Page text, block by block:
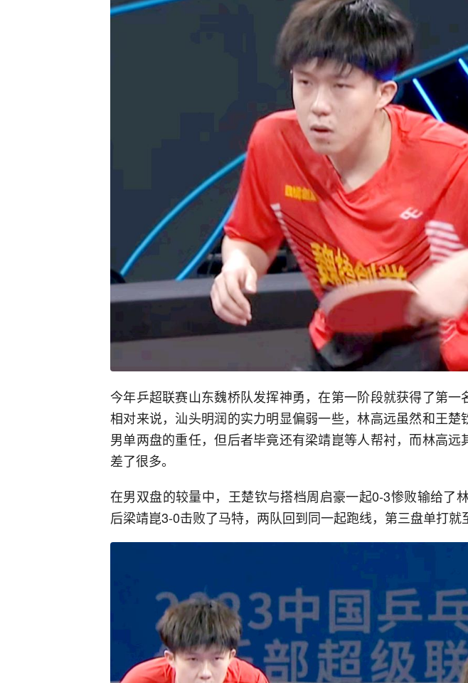
今年乒超联赛山东魏桥队发挥神勇，在第一阶段就获得了第一
相对来说，汕头明润的实力明显偏弱一些，林高远虽然和王楚
男单两盘的重任，但后者毕竟还有梁靖崑等人帮衬，而林高远
差了很多。
在男双盘的较量中，王楚钦与搭档周启豪一起0-3惨败输给了
后梁靖崑3-0击败了马特，两队回到同一起跑线，第三盘单打就